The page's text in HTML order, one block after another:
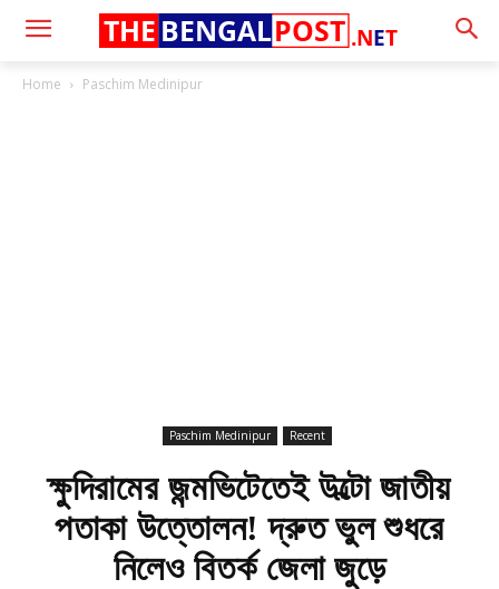
.NET
THE BENGALPOST
Home Paschim Medinipur
Paschim Medinipur Recent
ক্ষুদিরামের জন্মভিটেতেই উল্টো জাতীয়
পতাকা উত্তোলন! দ্রুত ভুল শুধরে
নিলেও বিতর্ক জেলা জুড়ে